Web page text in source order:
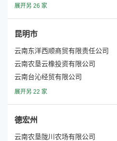
展开另 26 家
昆明市
云南东洋西顺商贸有限责任公司
云南农垦云橡投资有限公司
云南台沁经贸有限公司
展开另 22 家
德宏州
云南农垦陇川农场有限公司